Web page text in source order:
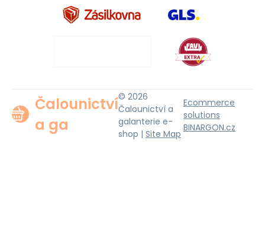
Čalounictví
a ga
© 2026
Čalounictví a
galanterie e-
shop | Site Map
Ecommerce
solutions
BINARGON.cz